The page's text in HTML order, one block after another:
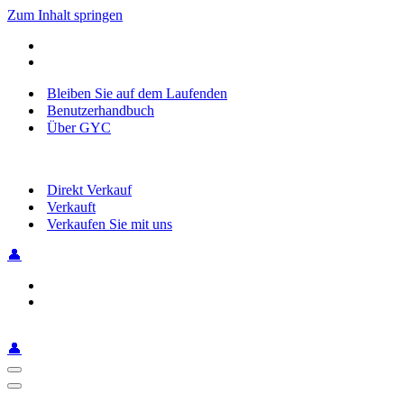
Zum Inhalt springen
Bleiben Sie auf dem Laufenden
Benutzerhandbuch
Über GYC
Direkt Verkauf
Verkauft
Verkaufen Sie mit uns
👤
👤
Navigationsmenü
Navigationsmenü